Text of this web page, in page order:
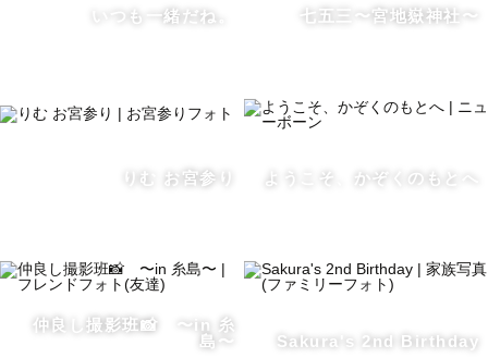
-----------------------
▪︎▪︎▪︎▪︎▪︎▪︎▪︎▪︎▪︎▪︎▪︎▪︎▪︎▪︎▪︎
【福岡】
・宇美八幡宮・紅葉八幡宮・護国神社・櫛田神社・筥崎
宮・宮地嶽神社・香椎宮 ・飯盛神社 ・愛宕神社・宗像大
いつも一緒だね。 七五三〜宮地嶽神社〜
りむ お宮参り ようこそ、かぞくのもとへ
仲良し撮影班📸 〜in 糸
島〜
Sakura's 2nd Birthday